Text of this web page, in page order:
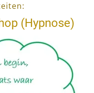
(Hypnose)